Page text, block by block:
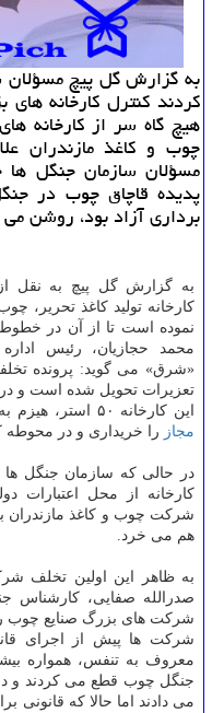
به گزارش گل پیچ مسؤلان
هیچ گاه سر از كارخانه
چوب و كاغذ مازندران
مسؤلان سازمان جنگل ها
پدیده قاچاق چوب در
برداری آزاد بود، روشن
به گزارش گل پیچ به نقل از
كارخانه تولید كاغذ تحریر،
نموده است تا از آن در خطوط
محمد حجازیان، رئیس
«شرق» می گوید: پرونده
تعزیرات تحویل شده است و
این كارخانه ۵۰ استر، هیزم به همراه ۱۸ مترمكعب چوب آلات غیر
مجاز را خریداری و در محوطه
در حالی كه سازمان جنگل ها
كارخانه از محل اعتبارات
شركت چوب و كاغذ
هم می خرد.
به ظاهر این اولین تخلف
صدرالله صفایی، كارشناس
شركت های بزرگ صنایع چوب
شركت ها پیش از اجرای
معروف به تنفس، همواره
جنگل چوب قطع می كردند و
می دادند اما حالا كه